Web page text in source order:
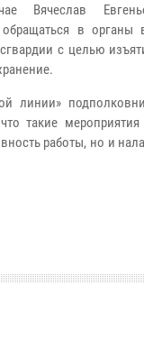
Вячеслав
обращаться в органы
с целью
линии»
такие
работы, но и